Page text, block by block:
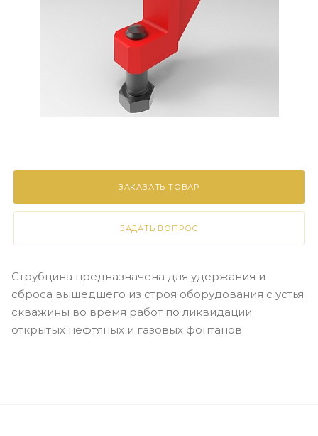
ЗАКАЗАТЬ ТОВАР
ЗАДАТЬ ВОПРОС
Струбцина предназначена для удержания и
сброса вышедшего из строя оборудования с устья
скважины во время работ по ликвидации
открытых нефтяных и газовых фонтанов.